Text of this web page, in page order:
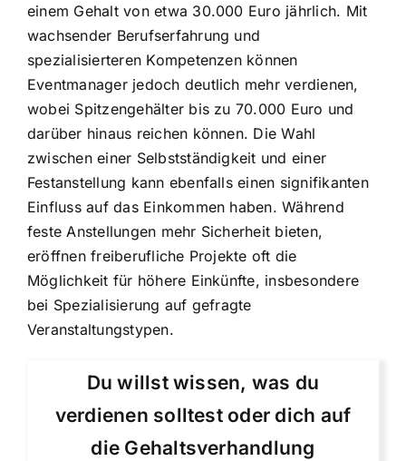
einem Gehalt von etwa 30.000 Euro jährlich. Mit
wachsender Berufserfahrung und
spezialisierteren Kompetenzen können
Eventmanager jedoch deutlich mehr verdienen,
wobei Spitzengehälter bis zu 70.000 Euro und
darüber hinaus reichen können. Die Wahl
zwischen einer Selbstständigkeit und einer
Festanstellung kann ebenfalls einen signifikanten
Einfluss auf das Einkommen haben. Während
feste Anstellungen mehr Sicherheit bieten,
eröffnen freiberufliche Projekte oft die
Möglichkeit für höhere Einkünfte, insbesondere
bei Spezialisierung auf gefragte
Veranstaltungstypen.
Du willst wissen, was du
verdienen solltest oder dich auf
die Gehaltsverhandlung